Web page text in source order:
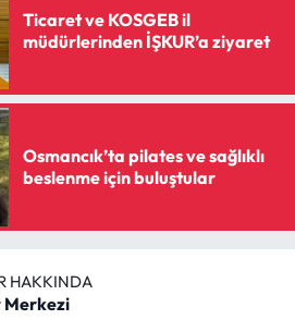
Ticaret ve KOSGEB il
müdürlerinden İŞKUR’a ziyaret
Osmancık’ta pilates ve sağlıklı
beslenme için buluştular
HAKKINDA
Merkezi